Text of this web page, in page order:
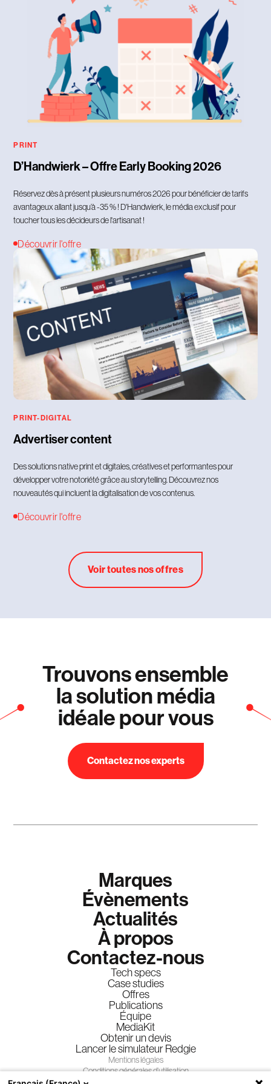
PRINT
D’Handwierk – Offre Early Booking 2026
Réservez dès à présent plusieurs numéros 2026 pour bénéficier de tarifs
avantageux allant jusqu’à -35 % ! D'Handwierk, le média exclusif pour
toucher tous les décideurs de l'artisanat !
Découvrir l'offre
PRINT-DIGITAL
Advertiser content
Des solutions native print et digitales, créatives et performantes pour
développer votre notoriété grâce au storytelling. Découvrez nos
nouveautés qui incluent la digitalisation de vos contenus.
Découvrir l'offre
Voir toutes nos offres
Trouvons ensemble
la solution média
idéale pour vous
Contactez nos experts
Marques
Évènements
Actualités
À propos
Contactez-nous
Tech specs
Case studies
Offres
Publications
Équipe
MediaKit
Obtenir un devis
Lancer le simulateur Redgie
Mentions légales
Conditions générales d’utilisation
Conditions générales de vente